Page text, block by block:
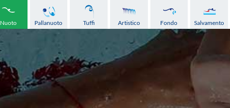
Nuoto Pallanuoto Tuffi Artistico Fondo Salvamento